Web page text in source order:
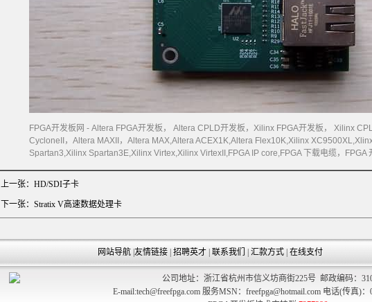
FPGA开发板网 - Altera FPGA开发板， Altera CPLD开发板， Xilinx FPGA开发板， Xilinx
CycloneII
， Altera MAXII ， Altera MAX,Altera ACEX1K,Altera Flex10K,Xilinx
Spartan3,Xilinx Spartan3E,Xilinx Virtex,Xilinx VirtexII,FPGA IP core,FPGA 下载电缆， FPGA
上一张： HD/SDI子卡
下一张： Stratix V高速数据处理卡
网站导航 友情链接 招聘英才 联系我们 汇款方式 在线支付
公司地址：浙江省杭州市信义坊商街225号 邮政编码：
E-mail:tech@freefpga.com 服务MSN：freefpga@hotmail.com 电话(传真)：